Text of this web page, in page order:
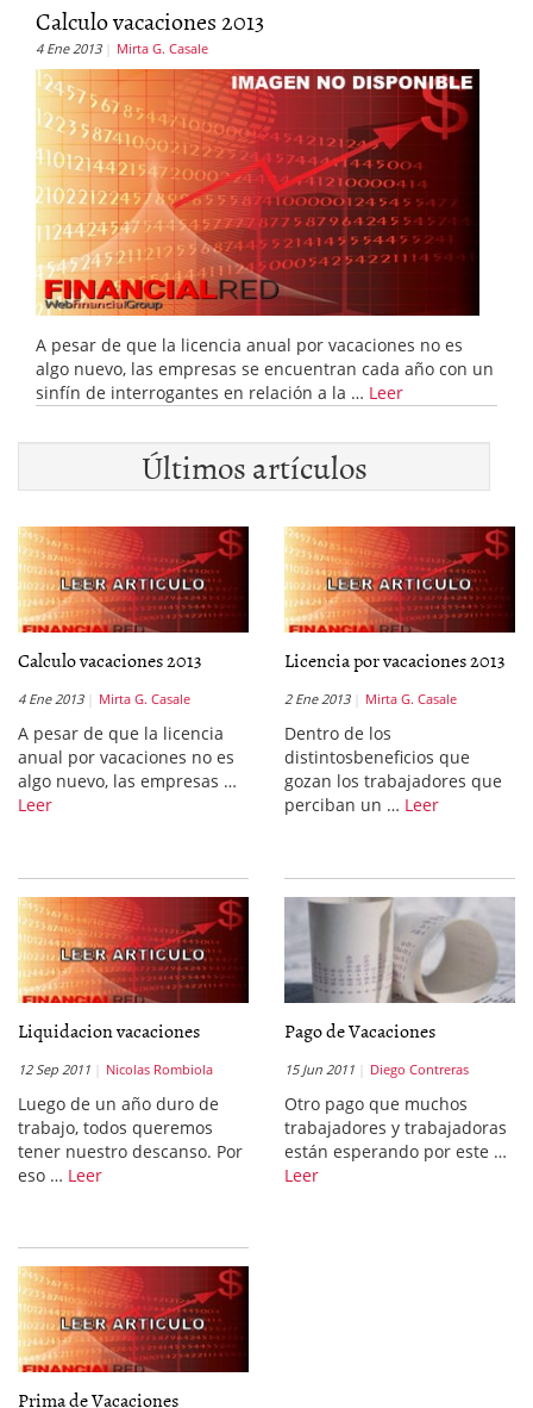
Calculo vacaciones 2013
4 Ene 2013 Mirta G. Casale
A pesar de que la licencia anual por vacaciones no es
algo nuevo, las empresas se encuentran cada año con un
sinfín de interrogantes en relación a la … Leer
Últimos artículos
Calculo vacaciones 2013
4 Ene 2013 Mirta G. Casale
A pesar de que la licencia
anual por vacaciones no es
algo nuevo, las empresas …
Leer
Licencia por vacaciones 2013
2 Ene 2013 Mirta G. Casale
Dentro de los
distintosbeneficios que
gozan los trabajadores que
perciban un … Leer
Liquidacion vacaciones
12 Sep 2011 Nicolas Rombiola
Luego de un año duro de
trabajo, todos queremos
tener nuestro descanso. Por
eso … Leer
Pago de Vacaciones
15 Jun 2011 Diego Contreras
Otro pago que muchos
trabajadores y trabajadoras
están esperando por este …
Leer
Prima de Vacaciones